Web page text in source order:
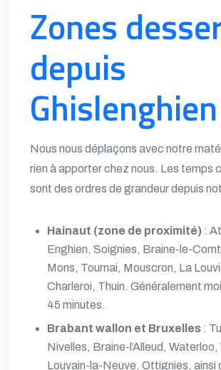
Zones
depuis
Ghislenghien
Nous nous déplaçons avec notre
rien à apporter chez nous. Les temps
sont des ordres de grandeur depuis
Hainaut (zone de proximité) :
Enghien, Soignies, Braine-le-
Mons, Tournai, Mouscron, La
Charleroi, Thuin. Généralement
45 minutes.
Brabant wallon et Bruxelles :
Nivelles, Braine-l’Alleud, Waterloo,
Louvain-la-Neuve, Ottignies, ainsi